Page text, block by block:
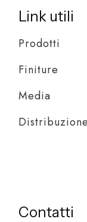
Link utili
Prodotti
Finiture
Media
Distribuzione
Contatti